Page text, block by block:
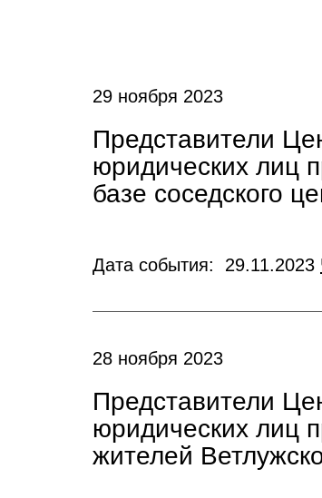
29 ноября 2023
Представители
юридических лиц
базе соседского
Дата события: 29.11.2023
28 ноября 2023
Представители
юридических лиц
жителей